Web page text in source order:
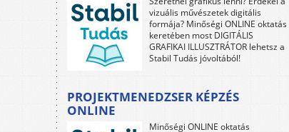
vizuális művészetek digitális
formája? Minőségi ONLINE oktatás
keretében most DIGITÁLIS
GRAFIKAI ILLUSZTRÁTOR lehetsz a
Stabil Tudás jóvoltából!
PROJEKTMENEDZSER KÉPZÉS
ONLINE
Minőségi ONLINE oktatás